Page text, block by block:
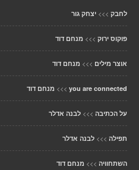
לחבק >>> יצחק גור
פוקוס ירוק >>> מנחם דוד
אוצר מילים >>> מנחם דוד
you are connected
>>> מנחם דוד
על הכתיבה >>> לבנה אדלר
תפילה >>> לבנה אדלר
השתחוויה >>> מנחם דוד